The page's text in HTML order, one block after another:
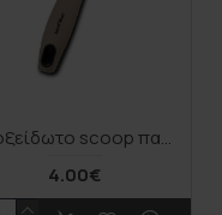
Ανοξείδωτο scoop παγωτού "Misty" 18cm
4.00€